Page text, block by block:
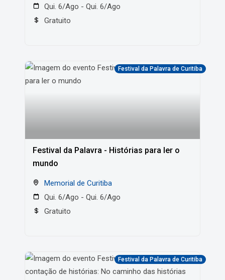
Qui. 6/Ago - Qui. 6/Ago
Gratuito
Festival da Palavra de Curitiba
Festival da Palavra - Histórias para ler o
mundo
Memorial de Curitiba
Qui. 6/Ago - Qui. 6/Ago
Gratuito
Festival da Palavra de Curitiba